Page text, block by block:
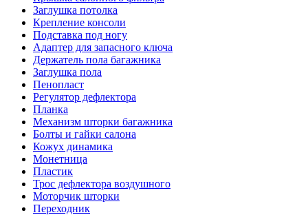
Заглушка потолка
Крепление консоли
Подставка под ногу
Адаптер для запасного ключа
Держатель пола багажника
Заглушка пола
Пенопласт
Регулятор дефлектора
Планка
Механизм шторки багажника
Болты и гайки салона
Кожух динамика
Монетница
Пластик
Трос дефлектора воздушного
Моторчик шторки
Переходник